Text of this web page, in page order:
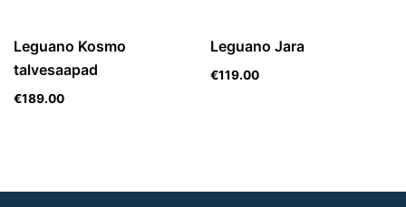
Leguano Kosmo
talvesaapad
€189.00
Leguano Jara
€119.00